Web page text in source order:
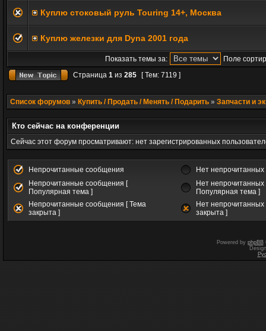
Куплю стоковый руль Touring 14+, Москва
Куплю железки для Dyna 2001 года
Показать темы за:
Поле
Страница 1 из 285 [ Тем: 7119 ]
Список форумов » Купить / Продать / Менять / Подарить » Запчасти и
Кто сейчас на конференции
Сейчас этот форум просматривают: нет зарегистрированных
Непрочитанные сообщения
Нет
Непрочитанные сообщения [
Популярная тема ]
Нет
Популярная тема ]
Непрочитанные сообщения [ Тема
закрыта ]
Нет
закрыта ]
Powered by phpBB